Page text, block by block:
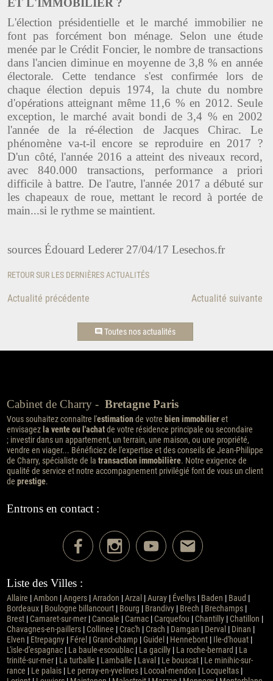
ET L'IMMOBILIER ?
L'élection présidentielle et le marché immobilier ne
font pas forcément bon ménage. Selon une étude
menée par le Crédit Foncier, le nombre de transactions
dans l'ancien diminue en moyenne de 3,8 % en année
électorale. Cette tendance s'est confirmée lors de
chaque élection depuis 1974, la chute du nombre
d'opérations atteignant même 11,6 % en 2012. Seule
exception, le marché avait bondi de 3,4 % en 2002
l'année de la ré-élection de Jacques Chirac. Le
phénomène va-t-il encore se reproduire en 2017 ?
D'un côté, l'année 2016 a atteint des niveaux record,
avec 840.000 transactions, performance a priori
difficile à battre. De l'autre, l'année 2017 a débuté sur
les chapeaux de roue, mettant le record à portée de
main...si le rythme se maintient.
sources Édouard Lederer 27/04/17 Lesechos.fr
RETOUR SUR LES DERNIÈRES ACTUALITÉS
Actualité précédente Actualité suivante
Toutes nos actualités
Cabinet de Charry - Bretagne Paris
Vous souhaitez connaître l'estimationde votre bien immobilieret
envisagezla vente ou l'achatde votre résidence principale ou secondaire
; investir dans un appartement, un terrain, une maison, ou une propriété,
vendre en viager... Bénéficiez de l'expertise et des conseils de Jean-Philippe
de Charry, spécialiste de la transaction immobilière. Notre exigence de
qualité de service et notre accompagnement privilégié font de vous un client
de prestige.
Entrons en contact :
Liste des Villes :
Allaire |Ambon |Angers|Arradon |Arzal |Auray| Évellys| Baden | Baud |
Bordeaux| Boulogne billancourt| Bourg | Brandivy| Brech | Brechamps|
Brest|Camaret-sur-mer|Cancale |Carnac|Carquefou |Chantilly|Chatillon |
Chavagnes-en-paillers|Collinee |Crac'h |Crach | Damgan | Derval | Dinan |
Elven | Etrepagny| Férel |Grand-champ|Guidel | Hennebont| Ile-d'houat|
L'isle-d'espagnac| La baule-escoublac| La gacilly| La roche-bernard | La
trinité-sur-mer| La turballe | Lamballe | Laval | Le bouscat| Le minihic-sur-
rance | Le palais| Le perray-en-yvelines| Locoal-mendon | Locqueltas|